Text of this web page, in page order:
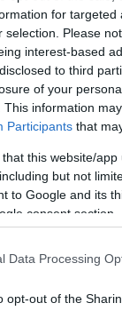
for
selection. Please
interest-based
to third
of your
This information
Participants that
that this website/
but not
to Google and its
consent section.
Data Processing
opt-out of the
αγροτικών
στη
οΣι
σε